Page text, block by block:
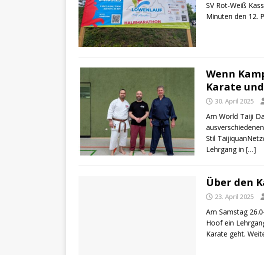
SV Rot-Weiß
Minuten den 12.
Wenn
Karate
30. April 2025
Am World Taiji
Stil
Lehrgang in […]
Über den
23. April 2025
Am Samstag
Hoof ein
Karate geht.